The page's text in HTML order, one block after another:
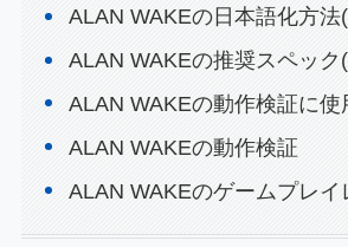
ALAN WAKEの日本語化方法
ALAN WAKEの推奨スペック
ALAN WAKEの動作検証に使
ALAN WAKEの動作検証
ALAN WAKEのゲームプレイ